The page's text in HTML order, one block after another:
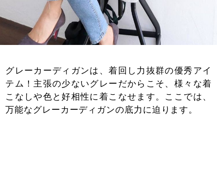
グレーカーディガンは、着回し力抜群の優秀アイ
テム！主張の少ないグレーだからこそ、様々な着
こなしや色と好相性に着こなせます。ここでは、
万能なグレーカーディガンの底力に迫ります。